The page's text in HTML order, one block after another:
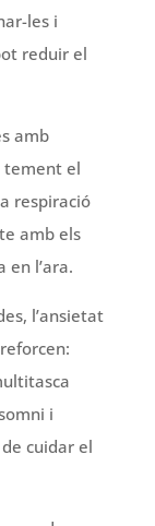
les i
reduir el
amb
tement el
respiració
amb els
en l’ara.
l’ansietat
i
cuidar el